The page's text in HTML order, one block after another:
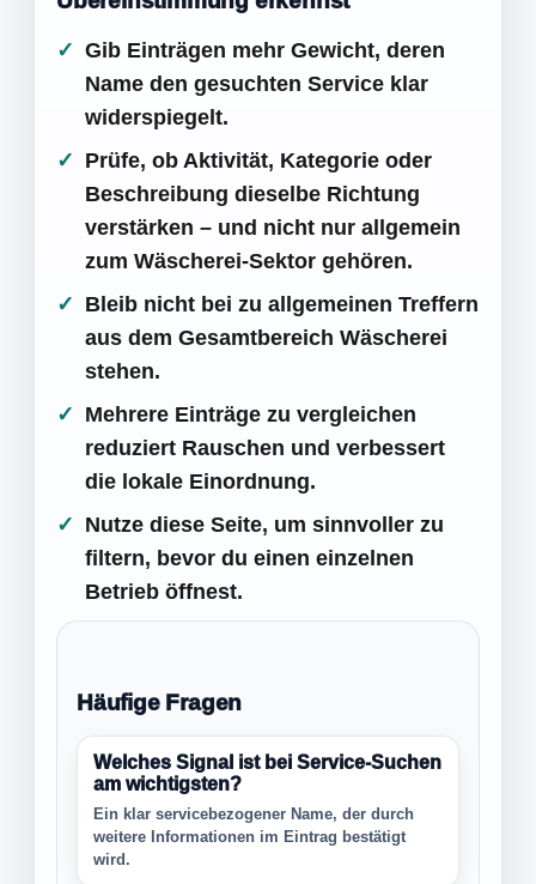
Gib Einträgen mehr Gewicht, deren
Name den gesuchten Service klar
widerspiegelt.
Prüfe, ob Aktivität, Kategorie oder
Beschreibung dieselbe Richtung
verstärken – und nicht nur allgemein
zum Wäscherei-Sektor gehören.
Bleib nicht bei zu allgemeinen Treffern
aus dem Gesamtbereich Wäscherei
stehen.
Mehrere Einträge zu vergleichen
reduziert Rauschen und verbessert
die lokale Einordnung.
Nutze diese Seite, um sinnvoller zu
filtern, bevor du einen einzelnen
Betrieb öffnest.
Häufige Fragen
Welches Signal ist bei Service-Suchen
am wichtigsten?
Ein klar servicebezogener Name, der durch
weitere Informationen im Eintrag bestätigt
wird.